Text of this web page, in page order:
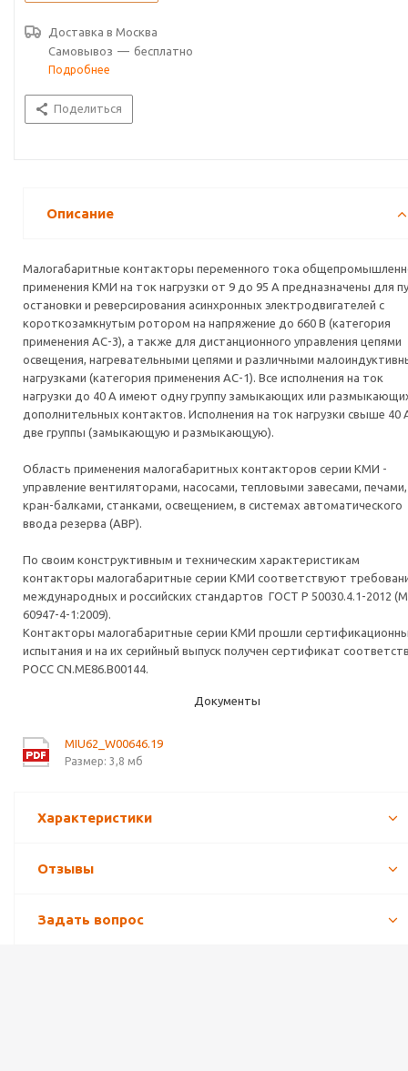
По своим конструктивным и техническим характеристикам
контакторы малогабаритные серии КМИ соответствуют
требованиям международных и российских стандартов ГОСТ Р
50030.4.1-2012 (МЭК 60947-4-1:2009).
Доставка в Москва
Самовывоз — бесплатно
Подробнее
Поделиться
Описание
Малогабаритные контакторы переменного тока
применения КМИ на ток нагрузки от 9 до 95 А предназначены для
остановки и реверсирования асинхронных электродвигателей с
короткозамкнутым ротором на напряжение до 660 В (категория
применения АС-3), а также для дистанционного управления цепями
освещения, нагревательными цепями и различными
нагрузками (категория применения АС-1). Все исполнения на ток
нагрузки до 40 А имеют одну группу замыкающих или
дополнительных контактов. Исполнения на ток нагрузки свыше 40
две группы (замыкающую и размыкающую).
Область применения малогабаритных контакторов серии КМИ -
управление вентиляторами, насосами, тепловыми завесами, печами,
кран-балками, станками, освещением, в системах автоматического
ввода резерва (АВР).
По своим конструктивным и техническим характеристикам
контакторы малогабаритные серии КМИ соответствуют
международных и российских стандартов ГОСТ Р 50030.4.1-2012
60947-4-1:2009).
Контакторы малогабаритные серии КМИ прошли
испытания и на их серийный выпуск получен сертификат
РОСС CN.ME86.B00144.
Документы
MIU62_W00646.19
Размер: 3,8 мб
Характеристики
Отзывы
Задать вопрос